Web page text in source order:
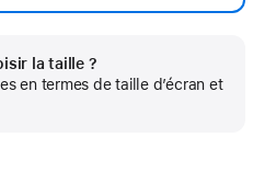
la taille ?
en termes de taille d’écran et